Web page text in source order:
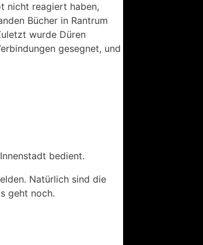
nicht reagiert haben,
Bücher in Rantrum
wurde Düren
gesegnet, und
bedient.
Natürlich sind die
geht noch.